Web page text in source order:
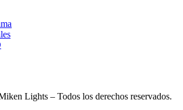
Lights – Todos los derechos reservados.